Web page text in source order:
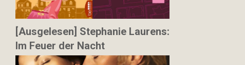
[Ausgelesen] Stephanie Laurens:
Im Feuer der Nacht